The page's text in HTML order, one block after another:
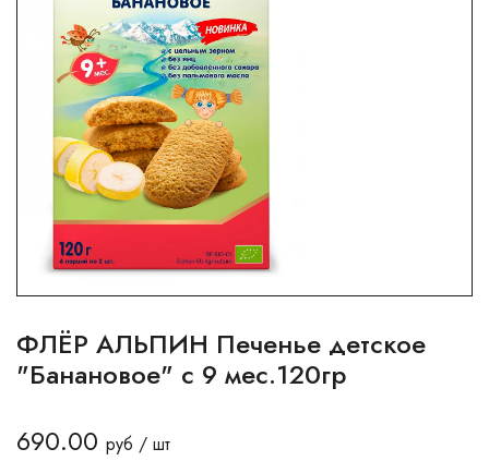
ФЛЁР АЛЬПИН Печенье детское
"Банановое" с 9 мес.120гр
690.00 руб / шт